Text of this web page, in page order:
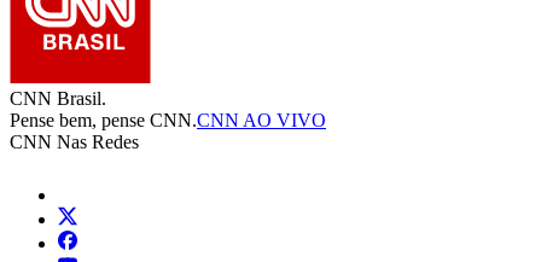
CNN Brasil.
Pense bem, pense CNN.CNN AO VIVO
CNN Nas Redes